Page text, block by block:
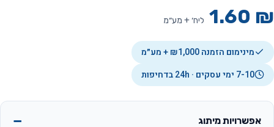
1.60 ₪ ליח׳ + מע״מ
מינימום הזמנה ₪1,000 + מע״מ
7-10 ימי עסקים · 24h בדחיפות
אפשרויות מיתוג